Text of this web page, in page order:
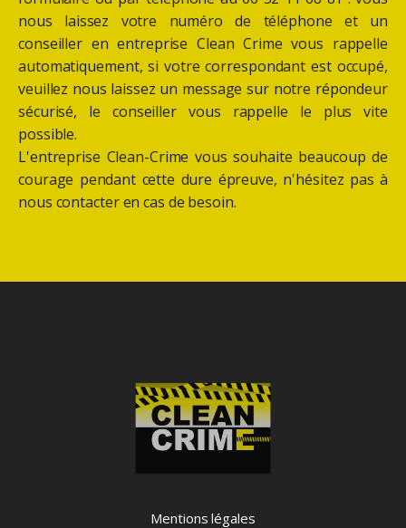
nous laissez votre numéro de téléphone et un
conseiller en entreprise Clean Crime vous rappelle
automatiquement, si votre correspondant est occupé,
veuillez nous laissez un message sur notre répondeur
sécurisé, le conseiller vous rappelle le plus vite
possible.
L'entreprise Clean-Crime vous souhaite beaucoup de
courage pendant cette dure épreuve, n'hésitez pas à
nous contacter en cas de besoin.
Mentions légales